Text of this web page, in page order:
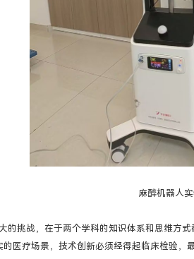
麻醉机器人
的挑战，在于两个学科的知识体系和思维方
医疗场景，技术创新必须经得起临床检验，